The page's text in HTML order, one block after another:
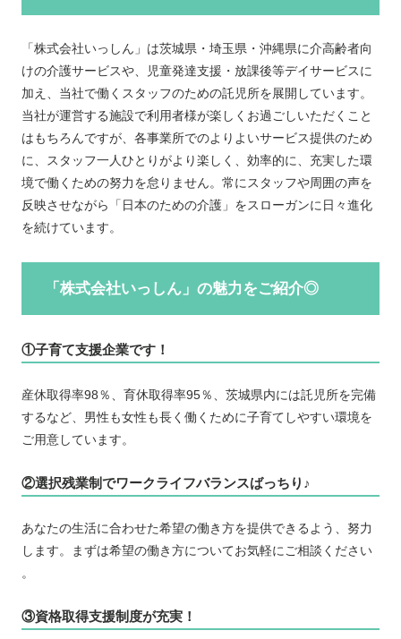
「株式会社いっしん」は茨城県・埼玉県・沖縄県に介高齢者向
けの介護サービスや、児童発達支援・放課後等デイサービスに
加え、当社で働くスタッフのための託児所を展開しています。
当社が運営する施設で利用者様が楽しくお過ごしいただくこと
はもちろんですが、各事業所でのよりよいサービス提供のため
に、スタッフ一人ひとりがより楽しく、効率的に、充実した環
境で働くための努力を怠りません。常にスタッフや周囲の声を
反映させながら「日本のための介護」をスローガンに日々進化
を続けています。
「株式会社いっしん」の魅力をご紹介◎
①子育て支援企業です！
産休取得率98％、育休取得率95％、茨城県内には託児所を完備
するなど、男性も女性も長く働くために子育てしやすい環境を
ご用意しています。
②選択残業制でワークライフバランスばっちり♪
あなたの生活に合わせた希望の働き方を提供できるよう、努力
します。まずは希望の働き方についてお気軽にご相談ください
。
③資格取得支援制度が充実！